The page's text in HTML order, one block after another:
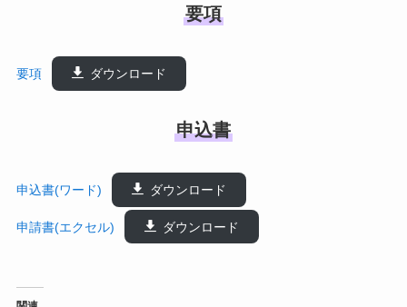
要項
要項 ダウンロード
申込書
申込書(ワード) ダウンロード
申請書(エクセル) ダウンロード